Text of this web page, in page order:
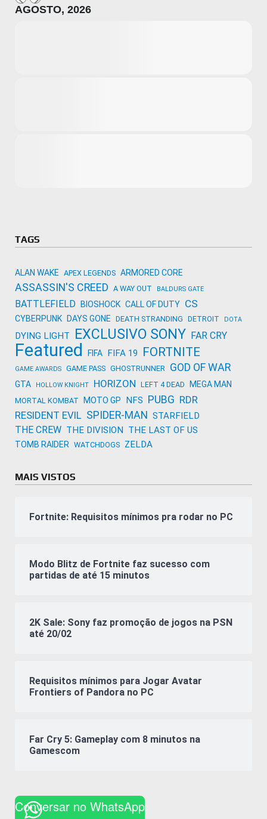
AGOSTO, 2026
TAGS
ALAN WAKE APEX LEGENDS ARMORED CORE
ASSASSIN'S CREED A WAY OUT BALDURS GATE
BATTLEFIELD BIOSHOCK CALL OF DUTY CS
CYBERPUNK DAYS GONE DEATH STRANDING DETROIT DOTA
DYING LIGHT EXCLUSIVO SONY FAR CRY
Featured FIFA FIFA 19 FORTNITE
GAME AWARDS GAME PASS GHOSTRUNNER GOD OF WAR
GTA HOLLOW KNIGHT HORIZON LEFT 4 DEAD MEGA MAN
MORTAL KOMBAT MOTO GP NFS PUBG RDR
RESIDENT EVIL SPIDER-MAN STARFIELD
THE CREW THE DIVISION THE LAST OF US
TOMB RAIDER WATCHDOGS ZELDA
MAIS VISTOS
Fortnite: Requisitos mínimos pra rodar no PC
Modo Blitz de Fortnite faz sucesso com
partidas de até 15 minutos
2K Sale: Sony faz promoção de jogos na PSN
até 20/02
Requisitos mínimos para Jogar Avatar
Frontiers of Pandora no PC
Far Cry 5: Gameplay com 8 minutos na
Gamescom
Conversar no WhatsApp